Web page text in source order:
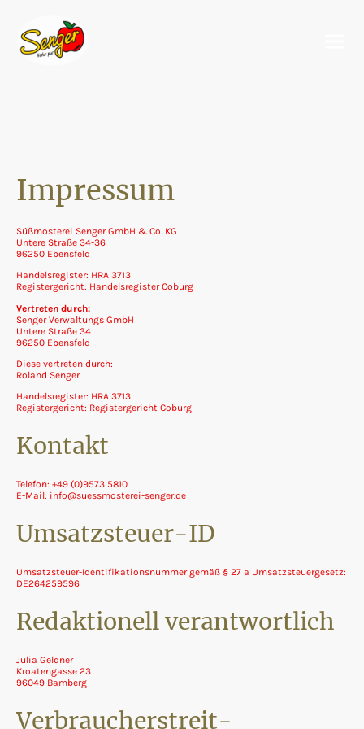
Impressum
Süßmosterei Senger GmbH & Co. KG
Untere Straße 34-36
96250 Ebensfeld
Handelsregister: HRA 3713
Registergericht: Handelsregister Coburg
Vertreten durch:
Senger Verwaltungs GmbH
Untere Straße 34
96250 Ebensfeld
Diese vertreten durch:
Roland Senger
Handelsregister: HRA 3713
Registergericht: Registergericht Coburg
Kontakt
Telefon: +49 (0)9573 5810
E-Mail: info@suessmosterei-senger.de
Umsatzsteuer-ID
Umsatzsteuer-Identifikationsnummer gemäß § 27 a Umsatzsteuergesetz:
DE264259596
Redaktionell verantwortlich
Julia Geldner
Kroatengasse 23
96049 Bamberg
Verbraucher­streit­